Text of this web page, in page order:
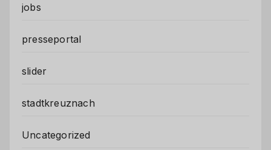
jobs
presseportal
slider
stadtkreuznach
Uncategorized